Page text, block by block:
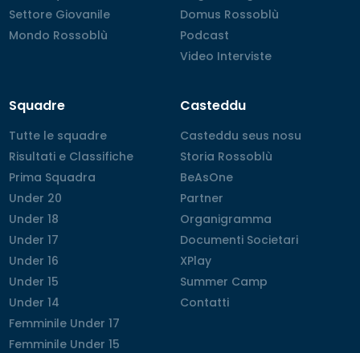
Settore Giovanile
Settore Giovanile
Mondo Rossoblù
Mondo Rossoblù
Domus Rossoblù
Domus Rossoblù
Podcast
Podcast
Video Interviste
Video Interviste
Squadre
Tutte le squadre
Tutte le squadre
Risultati e Classifiche
Risultati e Classifiche
Prima Squadra
Prima Squadra
Under 20
Under 20
Under 18
Under 18
Under 17
Under 17
Under 16
Under 16
Under 15
Under 15
Under 14
Under 14
Femminile Under 17
Femminile Under 17
Femminile Under 15
Femminile Under 15
Casteddu
Casteddu seus nosu
Casteddu seus nosu
Storia Rossoblù
Storia Rossoblù
BeAsOne
BeAsOne
Partner
Partner
Organigramma
Organigramma
Documenti Societari
Documenti Societari
XPlay
XPlay
Summer Camp
Summer Camp
Contatti
Contatti